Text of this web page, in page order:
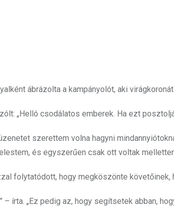
ábrázolta a kampányolót, aki
„Helló csodálatos emberek. Ha ezt
szerettem volna hagyni
és egyszerűen csak ott voltak
folytatódott, hogy megköszönte
– írta. „Ez pedig az, hogy segítsetek abban,